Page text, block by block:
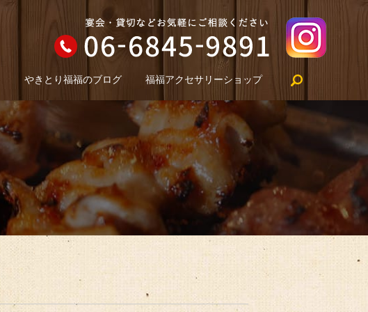
やきとり福福のブログ 福福アクセサリーショップ